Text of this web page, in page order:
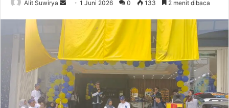
Alit Suwirya
n
e
m
a
1 Juni 2026 0 133 2 menit dibaca